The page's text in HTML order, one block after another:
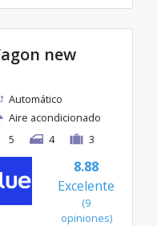
new
Automático
Aire acondicionado
5
4 3
8.88
Excelente
(9
opiniones)